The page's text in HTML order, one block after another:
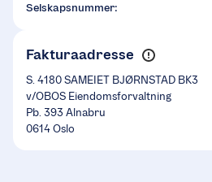
Selskapsnummer:
Fakturaadresse
S. 4180 SAMEIET BJØRNSTAD BK3
v/OBOS Eiendomsforvaltning
Pb. 393 Alnabru
0614 Oslo